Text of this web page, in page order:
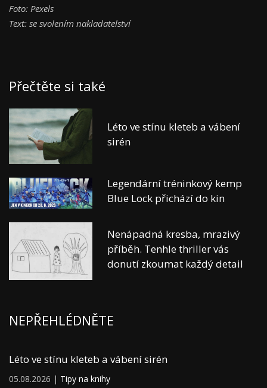
Foto: Pexels
Text: se svolením nakladatelství
Přečtěte si také
Léto ve stínu kleteb a vábení
sirén
Legendární tréninkový kemp
Blue Lock přichází do kin
Nenápadná kresba, mrazivý
příběh. Tenhle thriller vás
donutí zkoumat každý detail
NEPŘEHLÉDNĚTE
Léto ve stínu kleteb a vábení sirén
05.08.2026 | Tipy na knihy